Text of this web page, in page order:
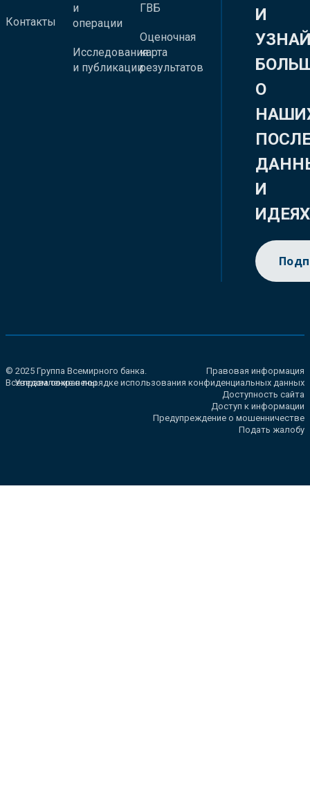
Контакты
и
операции
Исследования
и публикации
ГВБ
Оценочная
карта
результатов
И
О
И
ИДЕЯХ
© 2025 Группа Всемирного банка.
Все права сохранены.
Правовая информация
Уведомление о порядке использования конфиденциальных данных
Доступность сайта
Доступ к информации
Предупреждение о мошенничестве
Подать жалобу